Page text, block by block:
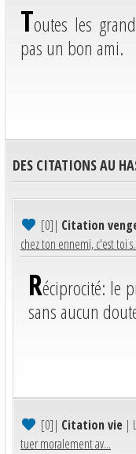
Toutes les
pas un bon ami.
DES CITATIONS AU
[0]| Citation
chez ton ennemi, c'est toi
Réciprocité: le
sans aucun
[0]| Citation vie |
tuer moralement av...